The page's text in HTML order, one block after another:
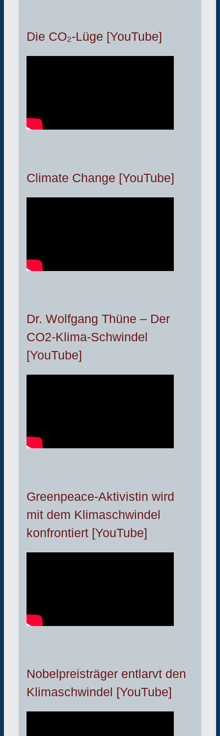
Die CO₂-Lüge [YouTube]
Climate Change [YouTube]
Dr. Wolfgang Thüne – Der
CO2-Klima-Schwindel
[YouTube]
Greenpeace-Aktivistin wird
mit dem Klimaschwindel
konfrontiert [YouTube]
Nobelpreisträger entlarvt den
Klimaschwindel [YouTube]